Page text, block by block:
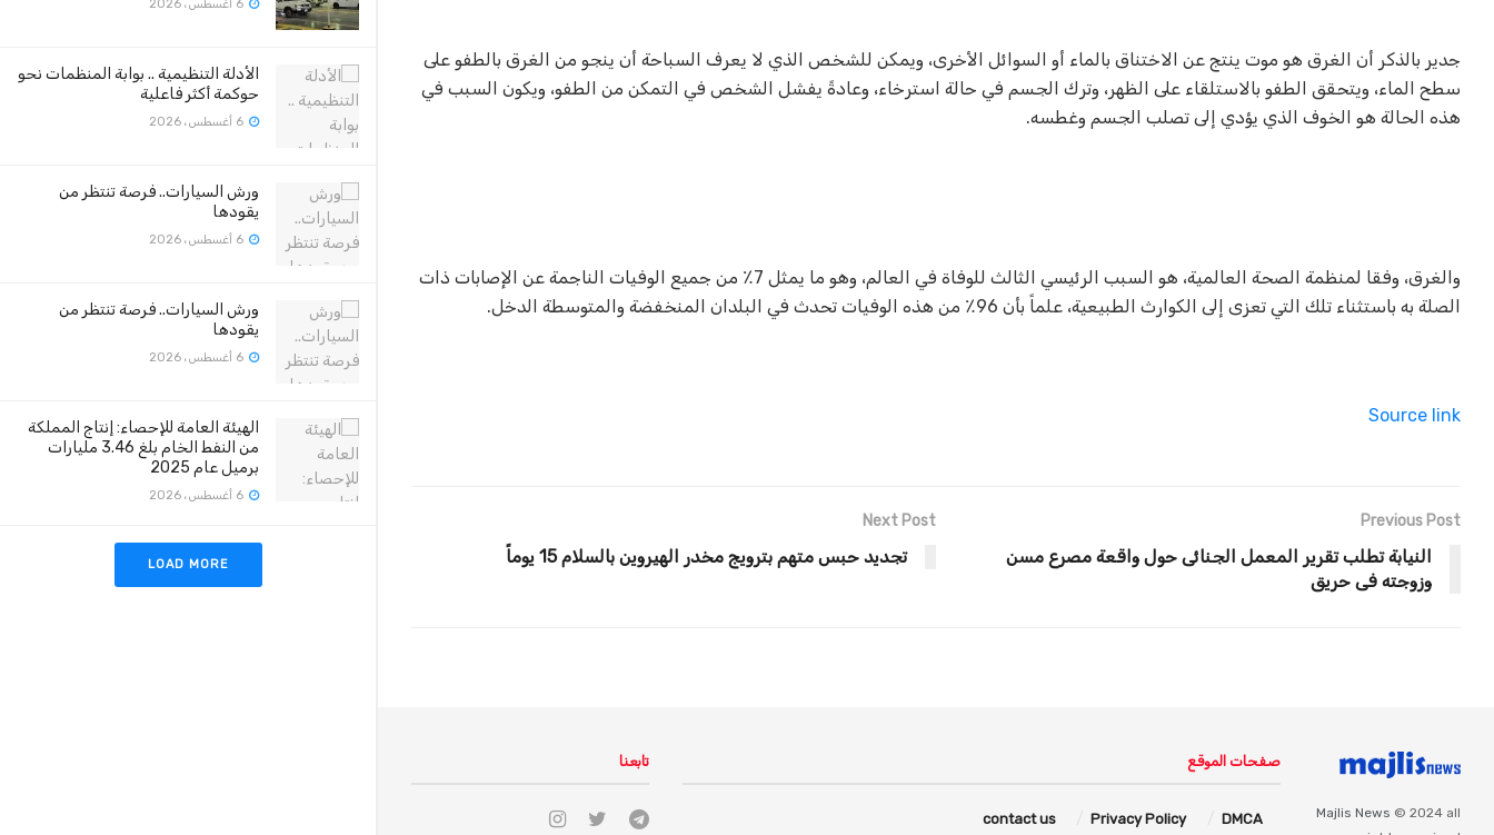
الأدلة التنظيمية .. بوابة المنظمات نحو
حوكمة أكثر فاعلية
ورش السيارات.. فرصة تنتظر من
يقودها
ورش السيارات.. فرصة تنتظر من
يقودها
الهيئة العامة للإحصاء: إنتاج المملكة
من النفط الخام بلغ 3.46 مليارات
برميل عام 2025
LOAD MORE
جدير بالذكر أن الغرق هو موت ينتج عن الاختناق بالماء أو السوائل الأخرى، ويمكن للشخص الذي لا يعرف السباحة أن ينجو من الغرق بالطفو على
سطح الماء، ويتحقق الطفو بالاستلقاء على الظهر، وترك الجسم في حالة استرخاء، وعادةً يفشل الشخص في التمكن من الطفو، ويكون السبب في
هذه الحالة هو الخوف الذي يؤدي إلى تصلب الجسم وغطسه.
والغرق، وفقا لمنظمة الصحة العالمية، هو السبب الرئيسي الثالث للوفاة في العالم، وهو ما يمثل 7٪ من جميع الوفيات الناجمة عن الإصابات ذات
الصلة به باستثناء تلك التي تعزى إلى الكوارث الطبيعية، علماً بأن 96٪ من هذه الوفيات تحدث في البلدان المنخفضة والمتوسطة الدخل.
Source link
Previous Post
النيابة تطلب تقرير المعمل الجنائى حول واقعة مصرع مسن
وزوجته فى حريق
Next Post
تجديد حبس متهم بترويج مخدر الهيروين بالسلام 15 يوماً
Majlis News © 2024 all
صفحات الموقع
DMCA
Privacy Policy
contact us
تابعنا